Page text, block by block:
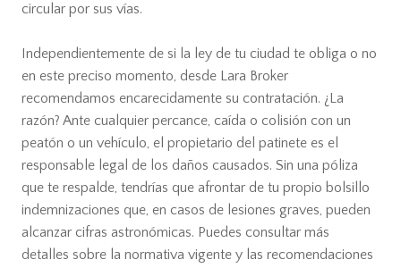
circular por sus vías.
Independientemente de si la ley de tu ciudad te obliga o no
en este preciso momento, desde Lara Broker
recomendamos encarecidamente su contratación. ¿La
razón? Ante cualquier percance, caída o colisión con un
peatón o un vehículo, el propietario del patinete es el
responsable legal de los daños causados. Sin una póliza
que te respalde, tendrías que afrontar de tu propio bolsillo
indemnizaciones que, en casos de lesiones graves, pueden
alcanzar cifras astronómicas. Puedes consultar más
detalles sobre la normativa vigente y las recomendaciones